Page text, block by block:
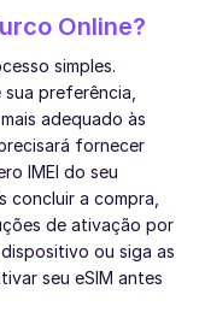
Online?
simples.
preferência,
adequado às
fornecer
IMEI do seu
concluir a compra,
de ativação por
ou siga as
seu eSIM antes